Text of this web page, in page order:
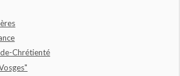
Chrétienté